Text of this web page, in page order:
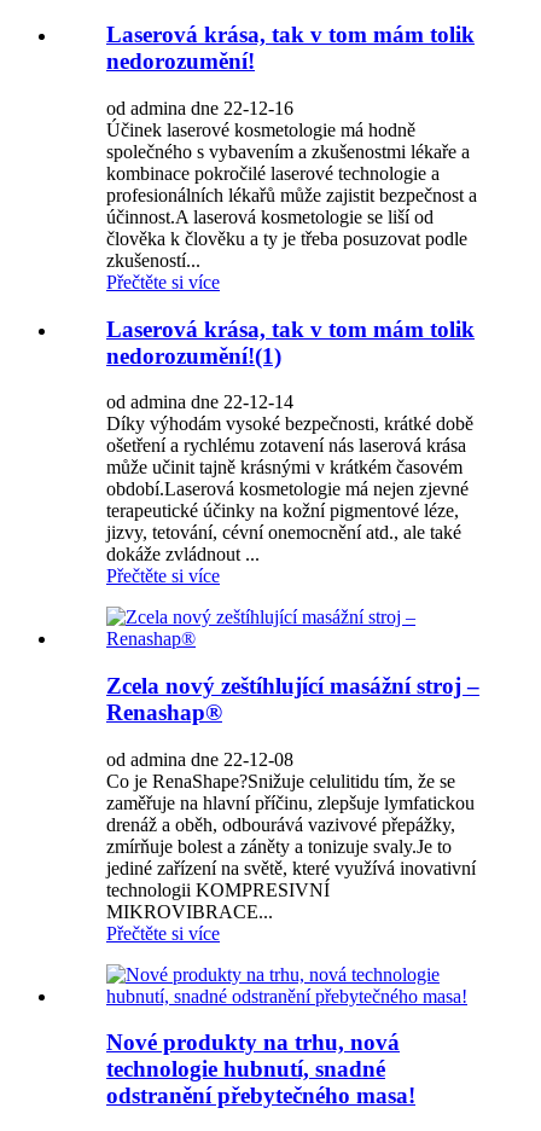
Laserová krása, tak v tom mám tolik
nedorozumění!
od admina dne 22-12-16
Účinek laserové kosmetologie má hodně
společného s vybavením a zkušenostmi lékaře a
kombinace pokročilé laserové technologie a
profesionálních lékařů může zajistit bezpečnost a
účinnost.A laserová kosmetologie se liší od
člověka k člověku a ty je třeba posuzovat podle
zkušeností...
Přečtěte si více
Laserová krása, tak v tom mám tolik
nedorozumění!(1)
od admina dne 22-12-14
Díky výhodám vysoké bezpečnosti, krátké době
ošetření a rychlému zotavení nás laserová krása
může učinit tajně krásnými v krátkém časovém
období.Laserová kosmetologie má nejen zjevné
terapeutické účinky na kožní pigmentové léze,
jizvy, tetování, cévní onemocnění atd., ale také
dokáže zvládnout ...
Přečtěte si více
Zcela nový zeštíhlující masážní stroj –
Renashap®
od admina dne 22-12-08
Co je RenaShape?Snižuje celulitidu tím, že se
zaměřuje na hlavní příčinu, zlepšuje lymfatickou
drenáž a oběh, odbourává vazivové přepážky,
zmírňuje bolest a záněty a tonizuje svaly.Je to
jediné zařízení na světě, které využívá inovativní
technologii KOMPRESIVNÍ
MIKROVIBRACE...
Přečtěte si více
Nové produkty na trhu, nová
technologie hubnutí, snadné
odstranění přebytečného masa!